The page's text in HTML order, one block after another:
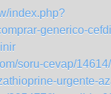
index.php?
generico-
soru-cevap/
urgente-